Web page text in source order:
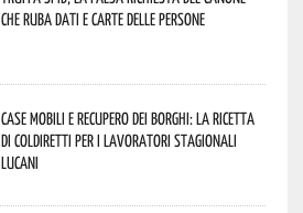
che ruba dati e carte delle persone
Case mobili e recupero dei borghi: la ricetta
di Coldiretti per i lavoratori stagionali
lucani